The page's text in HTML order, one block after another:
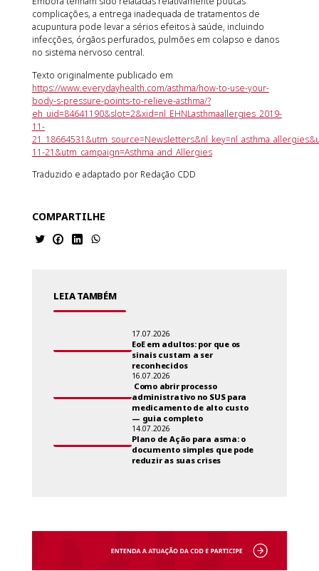
complicações, a entrega inadequada de tratamentos de
acupuntura pode levar a sérios efeitos à saúde, incluindo
infecções, órgãos perfurados, pulmões em colapso e danos
no sistema nervoso central.
Texto originalmente publicado em
https://www.everydayhealth.com/asthma/how-to-use-your-
body-s-pressure-points-to-relieve-asthma/?
eh_uid=84641190&slot=2&xid=nl_EHNLasthmaallergies_2019-
11-
11-21&utm_campaign=Asthma_and_Allergies
Traduzido e adaptado por Redação CDD
COMPARTILHE
LEIA TAMBÉM
17.07.2026
EoE em adultos: por que os
sinais custam a ser
reconhecidos
16.07.2026
Como abrir processo
administrativo no SUS para
medicamento de alto custo
— guia completo
14.07.2026
Plano de Ação para asma: o
documento simples que pode
reduzir as suas crises